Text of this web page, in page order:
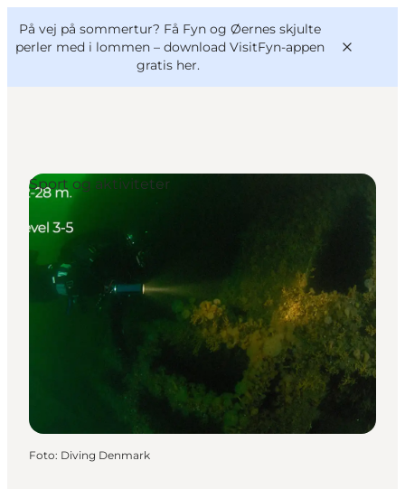
På vej på sommertur? Få Fyn og Øernes skjulte
perler med i lommen – download VisitFyn-appen
gratis her.
Oplevelser
Outdoor
Mad og drikke
Overnatning
Book lokale oplevelser
VisitFyn
Deutsch
Sport og aktiviteter
Foto: Diving Denmark